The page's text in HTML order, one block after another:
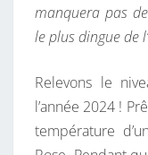
manquera pas
le plus dingue de
Relevons le
l’année 2024 !
température